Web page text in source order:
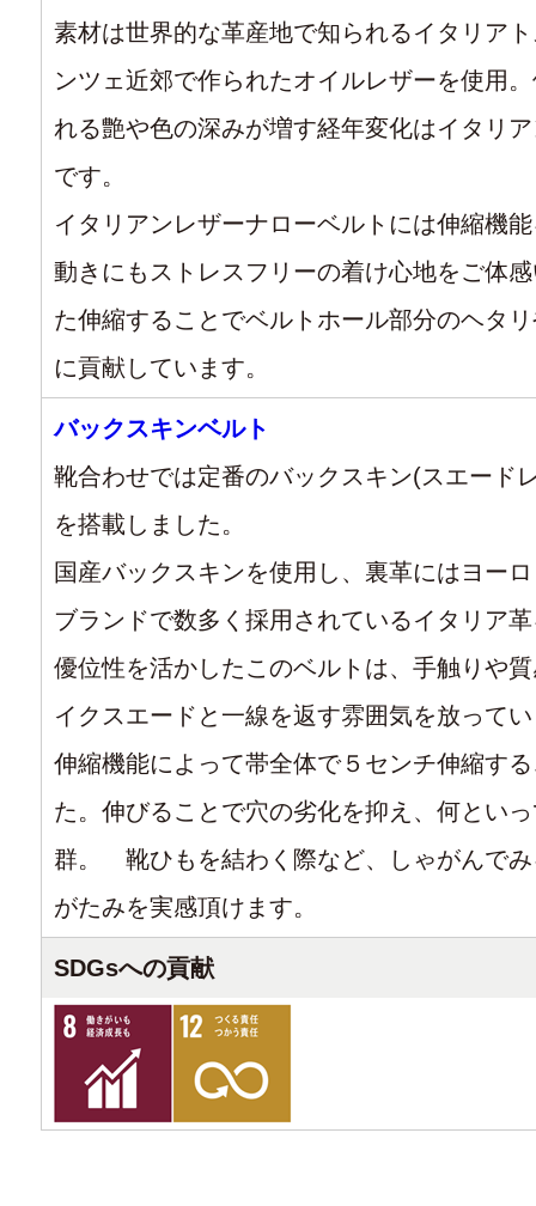
素材は世界的な革産地で知られるイタリア
ンツェ近郊で作られたオイルレザーを使用
れる艶や色の深みが増す経年変化はイタリ
です。
イタリアンレザーナローベルトには伸縮機
動きにもストレスフリーの着け心地をご体
た伸縮することでベルトホール部分のヘタ
に貢献しています。
バックスキンベルト
靴合わせでは定番のバックスキン(スエード
を搭載しました。
国産バックスキンを使用し、裏革にはヨー
ブランドで数多く採用されているイタリア
優位性を活かしたこのベルトは、手触りや
イクスエードと一線を返す雰囲気を放って
伸縮機能によって帯全体で５センチ伸縮す
た。伸びることで穴の劣化を抑え、何とい
群。 靴ひもを結わく際など、しゃがんで
がたみを実感頂けます。
SDGsへの貢献